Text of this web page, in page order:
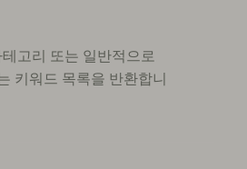
고리 또는 일반적으로
키워드 목록을 반환합니